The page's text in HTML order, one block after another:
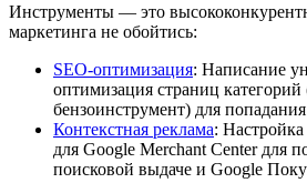
Инструменты — это
маркетинга не обойтись:
SEO-оптимизация: Написание
оптимизация страниц категорий
бензоинструмент) для
Контекстная реклама:
для Google Merchant Center для
поисковой выдаче и Google